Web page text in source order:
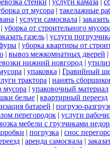
стенки | услуги камаза |
от мусора | такелажные
| услуги самосвала |
| уборка от строительного
газель | услуги
| уборка квартиры от
| вывоз межкомнатных дверей |
нижний новгород |
| упаковка | Гравийный
трактора | нанять
мусора | упаковочный материал
белые | квартирный переезд
батарей | погрузо-
перегородок | услуги
мебели с грузчиками
| погрузка | снос
| аренда самосвала |